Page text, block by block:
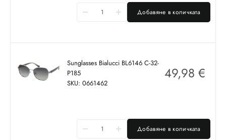
Добавяне в количката
Sunglasses Bialucci BL6146 C-32-
P185
SKU: 0661462
49,98 €
Добавяне в количката